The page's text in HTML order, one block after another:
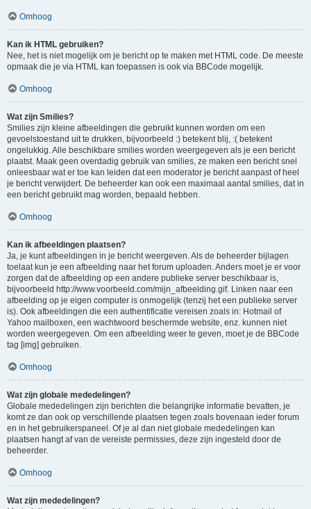
Omhoog
Kan ik HTML gebruiken?
Nee, het is niet mogelijk om je bericht op te maken met HTML code. De meeste
opmaak die je via HTML kan toepassen is ook via BBCode mogelijk.
Omhoog
Wat zijn Smilies?
Smilies zijn kleine afbeeldingen die gebruikt kunnen worden om een
gevoelstoestand uit te drukken, bijvoorbeeld :) betekent blij, :( betekent
ongelukkig. Alle beschikbare smilies worden weergegeven als je een bericht
plaatst. Maak geen overdadig gebruik van smilies, ze maken een bericht snel
onleesbaar wat er toe kan leiden dat een moderator je bericht aanpast of heel
je bericht verwijdert. De beheerder kan ook een maximaal aantal smilies, dat in
een bericht gebruikt mag worden, bepaald hebben.
Omhoog
Kan ik afbeeldingen plaatsen?
Ja, je kunt afbeeldingen in je bericht weergeven. Als de beheerder bijlagen
toelaat kun je een afbeelding naar het forum uploaden. Anders moet je er voor
zorgen dat de afbeelding op een andere publieke server beschikbaar is,
bijvoorbeeld http://www.voorbeeld.com/mijn_afbeelding.gif. Linken naar een
afbeelding op je eigen computer is onmogelijk (tenzij het een publieke server
is). Ook afbeeldingen die een authentificatie vereisen zoals in: Hotmail of
Yahoo mailboxen, een wachtwoord beschermde website, enz. kunnen niet
worden weergegeven. Om een afbeelding weer te geven, moet je de BBCode
tag [img] gebruiken.
Omhoog
Wat zijn globale mededelingen?
Globale mededelingen zijn berichten die belangrijke informatie bevatten, je
komt ze dan ook op verschillende plaatsen tegen zoals bovenaan ieder forum
en in het gebruikerspaneel. Of je al dan niet globale mededelingen kan
plaatsen hangt af van de vereiste permissies, deze zijn ingesteld door de
beheerder.
Omhoog
Wat zijn mededelingen?